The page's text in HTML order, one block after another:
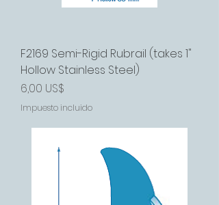
F2169 Semi-Rigid Rubrail (takes 1"
Hollow Stainless Steel)
Precio
6,00 US$
Impuesto incluido